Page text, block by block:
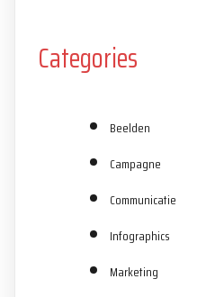
Categories
Beelden
Campagne
Communicatie
Infographics
Marketing